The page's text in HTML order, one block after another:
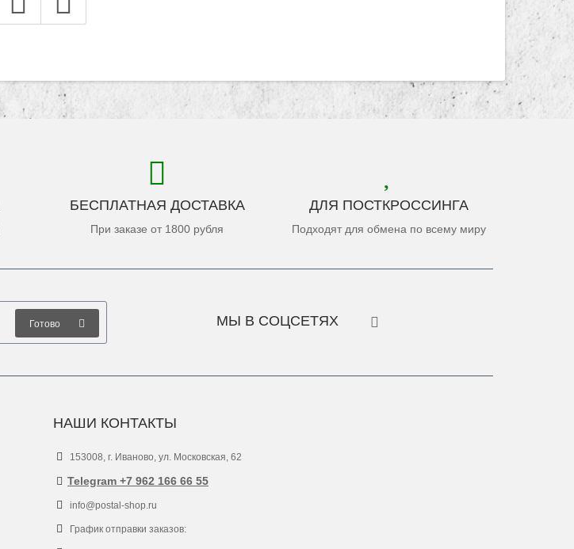
БЕСПЛАТНАЯ ДОСТАВКА
При заказе от 1800 рубля
ДЛЯ ПОСТКРОССИНГА
Подходят для обмена по всему миру
Готово МЫ В СОЦСЕТЯХ
НАШИ КОНТАКТЫ
153008, г. Иваново, ул. Московская, 62
Telegram +7 962 166 66 55
info@postal-shop.ru
График отправки заказов: